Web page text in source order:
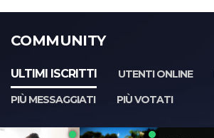
COMMUNITY
ULTIMI ISCRITTI UTENTI ONLINE
PIÙ MESSAGGIATI
PIÙ VOTATI